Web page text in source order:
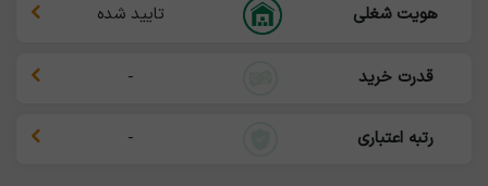
هویت شغلی تایید شده
قدرت خرید -
رتبه اعتباری -